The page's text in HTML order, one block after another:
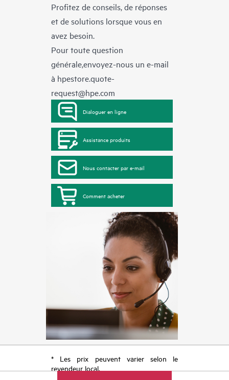
Profitez de conseils, de réponses
et de solutions lorsque vous en
avez besoin.
Pour toute question
générale,envoyez-nous un e-mail
à hpestore.quote-
request@hpe.com
Dialoguer en ligne
Assistance produits
Nous contacter par e-mail
Comment acheter
* Les prix peuvent varier selon le
revendeur local.